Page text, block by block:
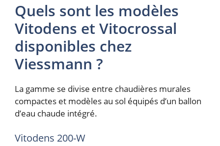
Quels sont les modèles
Vitodens et Vitocrossal
disponibles chez
Viessmann ?
La gamme se divise entre chaudières murales
compactes et modèles au sol équipés d’un ballon
d’eau chaude intégré.
Vitodens 200-W